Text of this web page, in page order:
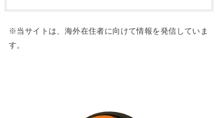
※当サイトは、海外在住者に向けて情報を発信していま
す。